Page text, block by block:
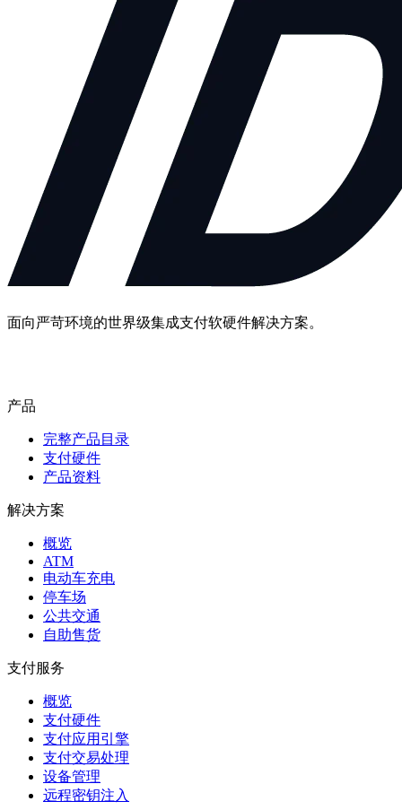
面向严苛环境的世界级集成支付软硬件解决方案。
产品
完整产品目录
支付硬件
产品资料
解决方案
概览
ATM
电动车充电
停车场
公共交通
自助售货
支付服务
概览
支付硬件
支付应用引擎
支付交易处理
设备管理
远程密钥注入